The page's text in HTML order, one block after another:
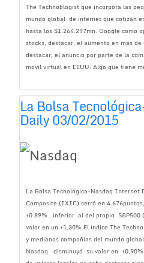
The Technoblogist que incorpora las
mundo global de internet que cotizan
hasta los $1.264.297mn. Google como
stocks, destacar, el aumento en más
destacar, el anuncio por parte de la
movil virtual en EEUU. Algo que tiene
La Bolsa
Daily 03/02/2015
La Bolsa Tecnológica-Nasdaq Internet
Composite (IXIC) cerró en
+0.89% , inferior al del propio S&P500
valor en un +1,30%.El índice The
y medianas compañías del mundo
Nasdaq disminuyó su valor en